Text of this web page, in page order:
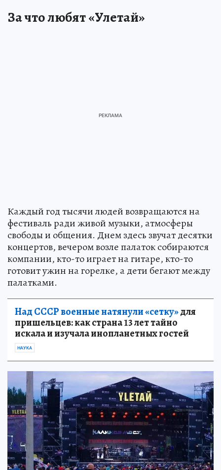
За что любят «Улетай»
Каждый год тысячи людей возвращаются на
фестиваль ради живой музыки, атмосферы
свободы и общения. Днем здесь звучат десятки
концертов, вечером возле палаток собираются
компании, кто-то играет на гитаре, кто-то
готовит ужин на горелке, а дети бегают между
палатками.
Над СССР военные натянули «сетку»для
пришельцев: как страна 13 лет тайно
искала и изучала инопланетных гостей
НАУКА